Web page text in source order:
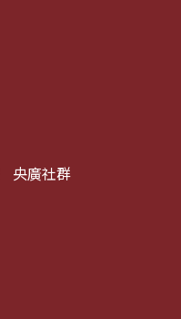
央廣社群